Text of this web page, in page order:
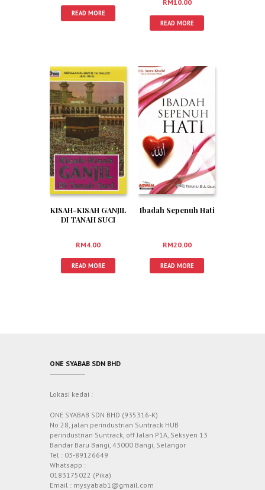
READ MORE
RM10.00
READ MORE
KISAH-KISAH GANJIL
DI TANAH SUCI
RM4.00
READ MORE
Ibadah Sepenuh Hati
RM20.00
READ MORE
ONE SYABAB SDN BHD
Lokasi kedai :
ONE SYABAB SDN BHD (935316-K)
No 28, jalan perindustrian Suntrack HUB
perindustrian Suntrack, off Jalan P1A, Seksyen 13
Bandar Baru Bangi, 43000 Bangi, Selangor
Tel : 03-89126649
Whatsapp :
0183175022 (Pika)
Email : mysyabab1@gmail.com